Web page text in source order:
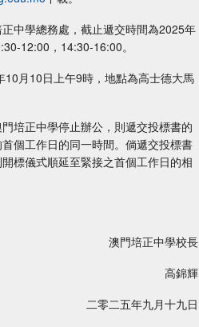
中學總務處，截止遞交時間為2025年
12:00，14:30-16:00。
月10日上午9時，地點為高士德大馬
培正中學停止辦公，則遞交投標書的
個工作日的同一時間。倘遞交投標書
標儀式順延至緊接之首個工作日的相
澳門培正中學校長
高錦輝
零二五年九月十九日